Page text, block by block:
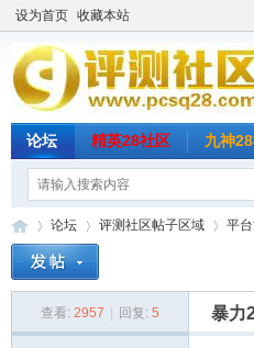
设为首页 收藏本站
论坛 精英28社区 九神
论坛
›
评测社区帖子区域 平
查看: 2957 回复: 5 暴力